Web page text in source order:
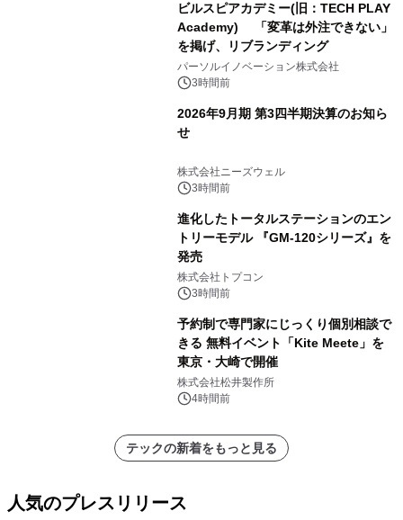
ビルスピアカデミー(旧：TECH PLAY
Academy) 「変革は外注できない」
を掲げ、リブランディング
パーソルイノベーション株式会社
3時間前
2026年9月期 第3四半期決算のお知ら
せ
株式会社ニーズウェル
3時間前
進化したトータルステーションのエン
トリーモデル 『GM-120シリーズ』を
発売
株式会社トプコン
3時間前
予約制で専門家にじっくり個別相談で
きる 無料イベント「Kite Meete」を
東京・大崎で開催
株式会社松井製作所
4時間前
テックの新着をもっと見る
人気のプレスリリース